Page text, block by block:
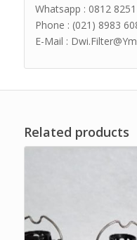
Whatsapp : 0812
Phone : (021) 8983
E-Mail :
Related products